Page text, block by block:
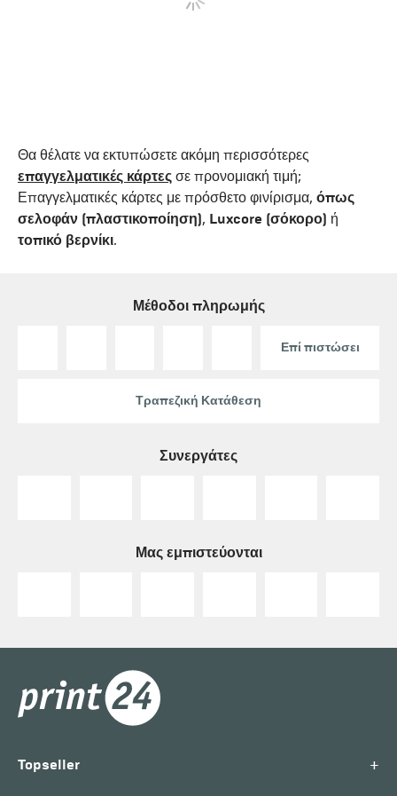
Θα θέλατε να εκτυπώσετε ακόμη περισσότερες
επαγγελματικές κάρτες σε προνομιακή τιμή;
Επαγγελματικές κάρτες με πρόσθετο φινίρισμα, όπως
σελοφάν (πλαστικοποίηση), Luxcore (σόκορο) ή
τοπικό βερνίκι.
Μέθοδοι πληρωμής
Επί πιστώσει
Τραπεζική Κατάθεση
Συνεργάτες
Μας εμπιστεύονται
Topseller +